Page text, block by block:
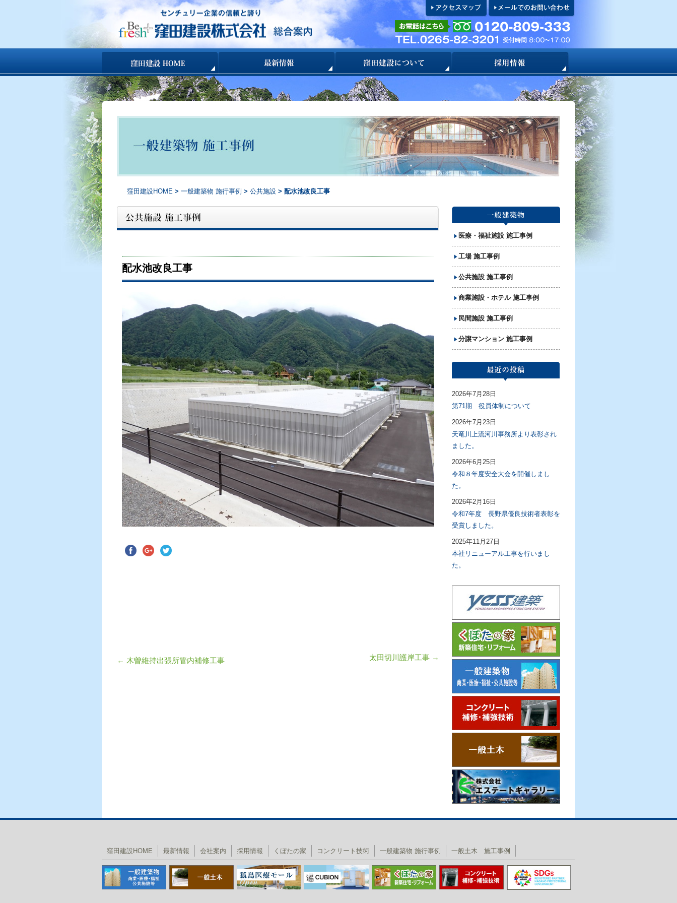
コンテンツへ移動
窪田建設HOME > 一般建築物 施行事例 > 公共施設 > 配水池改良工事
配水池改良工事
← 木曽維持出張所管内補修工事 太田切川護岸工事 →
医療・福祉施設 施工事例
工場 施工事例
公共施設 施工事例
商業施設・ホテル 施工事例
民間施設 施工事例
分譲マンション 施工事例
第71期 役員体制について
2026年7月28日
天竜川上流河川事務所より表彰され
ました。
2026年7月23日
令和８年度安全大会を開催しまし
た。
2026年6月25日
令和7年度 長野県優良技術者表彰を
受賞しました。
2026年2月16日
本社リニューアル工事を行いまし
た。
2025年11月27日
窪田建設HOME 最新情報 会社案内 採用情報 くぼたの家 コンクリート技術 一般建築物 施行事例 一般土木 施工事例